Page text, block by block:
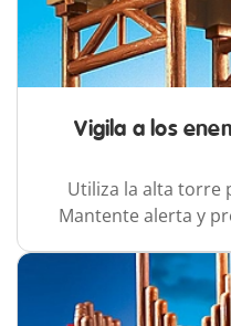
Vigila a los
Utiliza la alta torre
Mantente alerta y